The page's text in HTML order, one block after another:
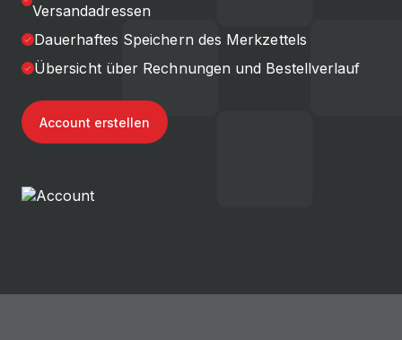
Versandadressen
Dauerhaftes Speichern des Merkzettels
Übersicht über Rechnungen und Bestellverlauf
Account erstellen